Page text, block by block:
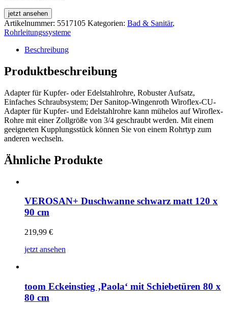
jetzt ansehen
Artikelnummer: 5517105 Kategorien: Bad & Sanitär,
Rohrleitungssysteme
Beschreibung
Produktbeschreibung
Adapter für Kupfer- oder Edelstahlrohre, Robuster Aufsatz,
Einfaches Schraubsystem; Der Sanitop-Wingenroth Wiroflex-CU-
Adapter für Kupfer- und Edelstahlrohre kann mühelos auf Wiroflex-
Rohre mit einer Zollgröße von 3/4 geschraubt werden. Mit einem
geeigneten Kupplungsstück können Sie von einem Rohrtyp zum
anderen wechseln.
Ähnliche Produkte
VEROSAN+ Duschwanne schwarz matt 120 x
90 cm
219,99 €
jetzt ansehen
toom Eckeinstieg ‚Paola‘ mit Schiebetüren 80 x
80 cm